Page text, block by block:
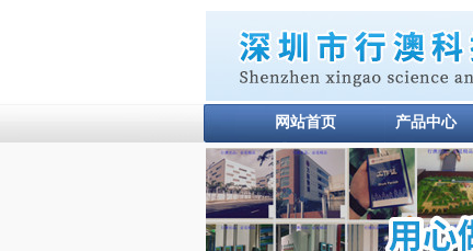
网站首页 产品中心